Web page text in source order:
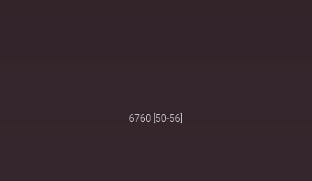
6760 [50-56]